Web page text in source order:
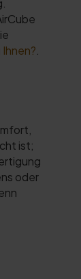
.
ist;
oder